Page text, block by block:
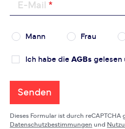
E-Mail
Mann Frau
Ich habe die AGBs gelesen
Senden
Dieses Formular ist durch reCAPTCHA
Datenschutzbestimmungen und